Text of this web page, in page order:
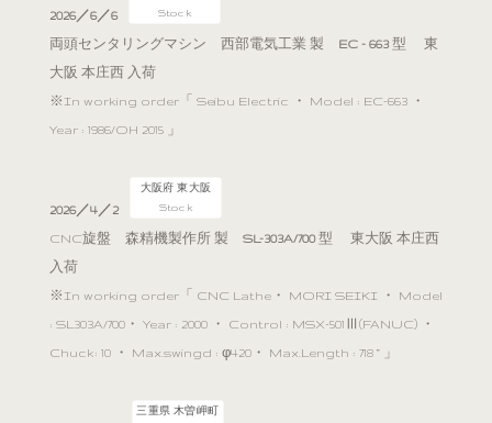
2026／6／6 Stock
両頭センタリングマシン 西部電気工業 製 EC - 663型 東
大阪 本庄西 入荷
※In working order「 Seibu Electric ・ Model : EC-663 ・
Year : 1986/OH 2015 」
2026／4／2
大阪府 東大阪
Stock
CNC旋盤 森精機製作所 製 SL-303A/700型 東大阪 本庄西
入荷
※In working order「 CNC Lathe・ MORI SEIKI ・ Model
: SL303A/700・ Year : 2000 ・ Control : MSX-501Ⅲ(FANUC) ・
Chuck: 10 ・ Max.swingd : φ420・ Max.Length : 718 ” 」
三重県 木曽岬町